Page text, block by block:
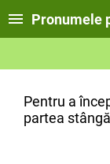
Pronumele
Pentru a
partea